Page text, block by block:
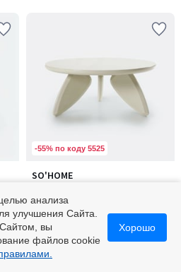
-55% по коду 5525
SO'HOME
глянцевой столешницей, 80 см
49800 ₽
Количество
2
анализа
улучшения Сайта.
вы
файлов cookie
Хорошо